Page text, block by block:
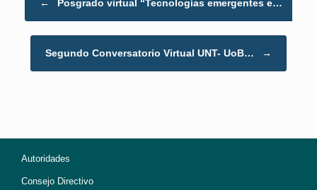
← Posgrado virtual “Tecnologías emergentes e…
Segundo Conversatorio Virtual UNT- UoB… →
Autoridades
Consejo Directivo